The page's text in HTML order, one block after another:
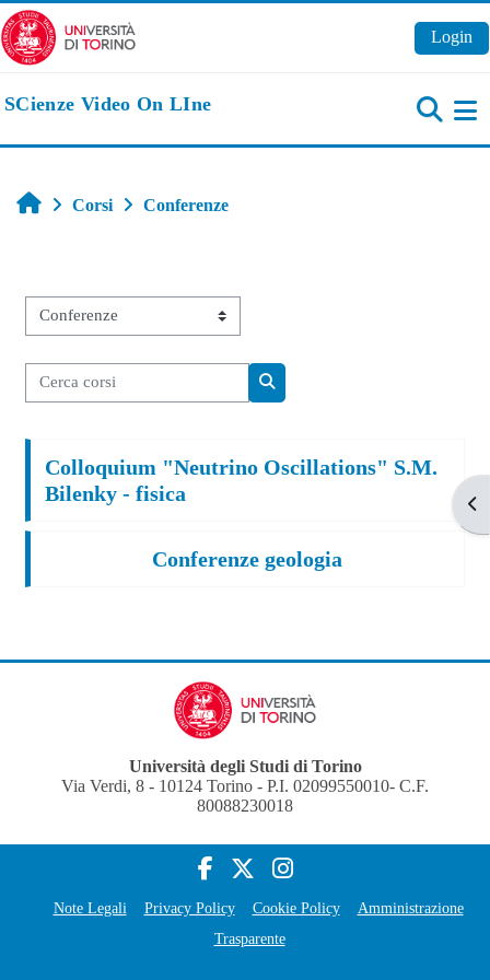
Vai al contenuto principale
Login
SCienze Video On LIne
Home
Corsi Conferenze
Categorie di corso
Cerca corsi
Colloquium "Neutrino Oscillations" S.M.
Bilenky - fisica
Conferenze geologia
Università degli Studi di Torino
Via Verdi, 8 - 10124 Torino - P.I. 02099550010- C.F.
80088230018
Note Legali Privacy Policy Cookie Policy
Amministrazione
Trasparente